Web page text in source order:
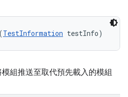
TestInformation testInfo)
組推送至取代預先載入的模組